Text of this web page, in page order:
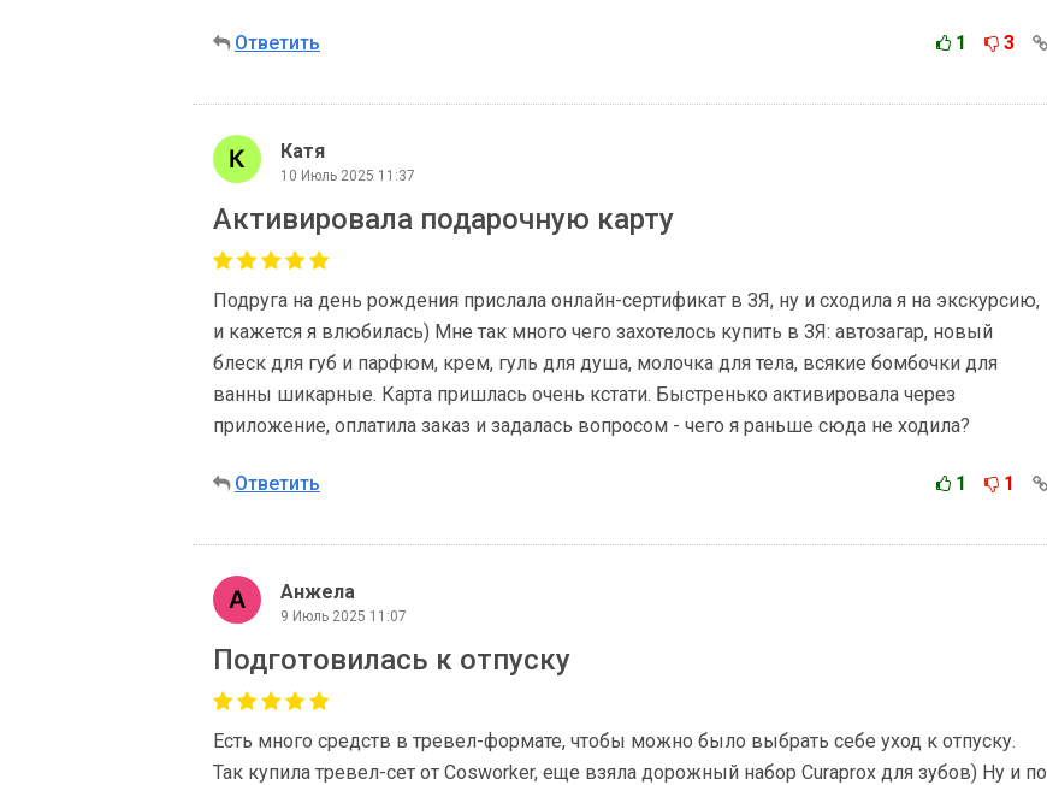
Ответить 1 3
Катя
10 Июль 2025 11:37
Активировала подарочную карту
Подруга на день рождения прислала онлайн-сертификат в ЗЯ, ну и сходила я на экскурсию,
и кажется я влюбилась) Мне так много чего захотелось купить в ЗЯ: автозагар, новый
блеск для губ и парфюм, крем, гуль для душа, молочка для тела, всякие бомбочки для
ванны шикарные. Карта пришлась очень кстати. Быстренько активировала через
приложение, оплатила заказ и задалась вопросом - чего я раньше сюда не ходила?
Ответить 1 1
Анжела
9 Июль 2025 11:07
Подготовилась к отпуску
Есть много средств в тревел-формате, чтобы можно было выбрать себе уход к отпуску.
Так купила тревел-сет от Cosworker, еще взяла дорожный набор Curaprox для зубов) Ну и по